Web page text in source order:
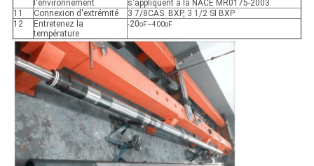
l'environnement
s'appliquent à la NACE MR0175-2003
11
Connexion d'extrémité
3 7/8CAS. BXP, 3 1/2 SI BXP
12
Entretenez la
température
-20oF~400oF